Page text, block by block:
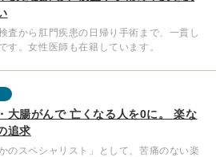
査から肛門疾患の日帰り手術まで、一貫し
す。女性医師も在籍しています。
大腸がんで 亡くなる人を0に。 楽な
追求
のスペシャリスト」として、苦痛のない楽